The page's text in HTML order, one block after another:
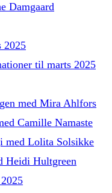
Damgaard
2025
til marts 2025
med Mira Ahlfors
Camille Namaste
med Lolita Solsikke
Heidi Hultgreen